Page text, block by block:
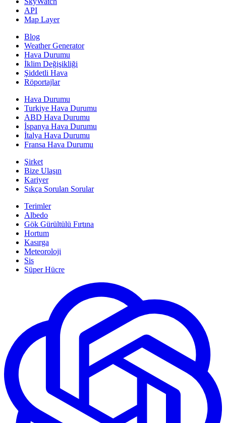
API
Map Layer
Blog
Weather Generator
Hava Durumu
İklim Değişikliği
Şiddetli Hava
Röportajlar
Hava Durumu
Turkiye Hava Durumu
ABD Hava Durumu
İspanya Hava Durumu
İtalya Hava Durumu
Fransa Hava Durumu
Şirket
Bize Ulaşın
Kariyer
Sıkça Sorulan Sorular
Terimler
Albedo
Gök Gürültülü Fırtına
Hortum
Kasırga
Meteoroloji
Sis
Süper Hücre